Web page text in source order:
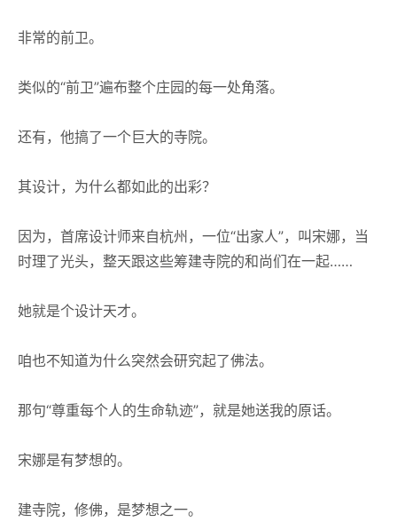
非常的前卫。
类似的“前卫”遍布整个庄园的每一处角落。
还有，他搞了一个巨大的寺院。
其设计，为什么都如此的出彩？
因为，首席设计师来自杭州，一位“出家人”，叫宋娜，当
时理了光头，整天跟这些筹建寺院的和尚们在一起……
她就是个设计天才。
咱也不知道为什么突然会研究起了佛法。
那句“尊重每个人的生命轨迹”，就是她送我的原话。
宋娜是有梦想的。
建寺院，修佛，是梦想之一。